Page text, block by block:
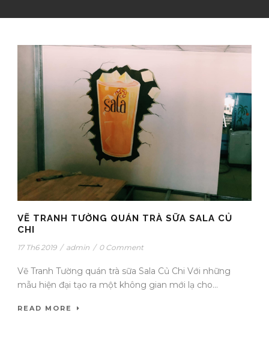
VẼ TRANH TƯỜNG QUÁN TRÀ SỮA SALA CỦ
CHI
17 Th6 2019 / admin / 0 Comment
Vẽ Tranh Tường quán trà sữa Sala Củ Chi Với những
mẫu hiện đại tạo ra một không gian mới lạ cho...
READ MORE